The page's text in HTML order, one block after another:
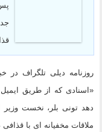
«اسنادی که از طریق
دهد تونی بلر، نخست وزیر
ملاقات مخفیانه ای با